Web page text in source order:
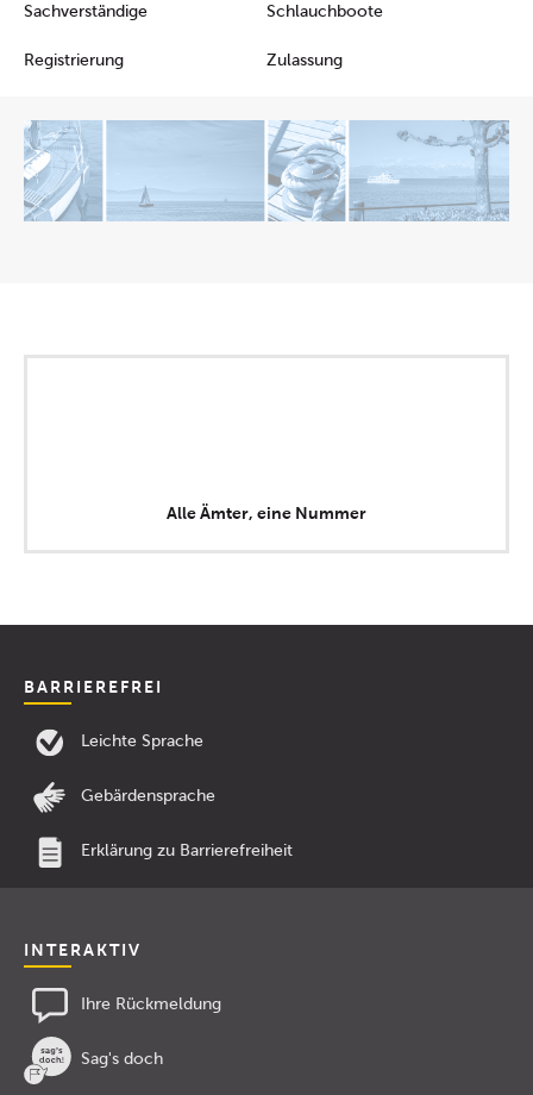
Sachverständige Schlauchboote
Registrierung Zulassung
Alle Ämter, eine Nummer
BARRIEREFREI
Leichte Sprache
Gebärdensprache
Erklärung zu Barrierefreiheit
INTERAKTIV
Ihre Rückmeldung
Sag's doch